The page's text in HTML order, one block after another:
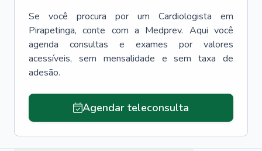
Se você procura por um Cardiologista
em
Pirapetinga, conte com a Medprev. Aqui você
agenda consultas e exames por valores
acessíveis, sem mensalidade e sem taxa de
adesão.
Agendar teleconsulta